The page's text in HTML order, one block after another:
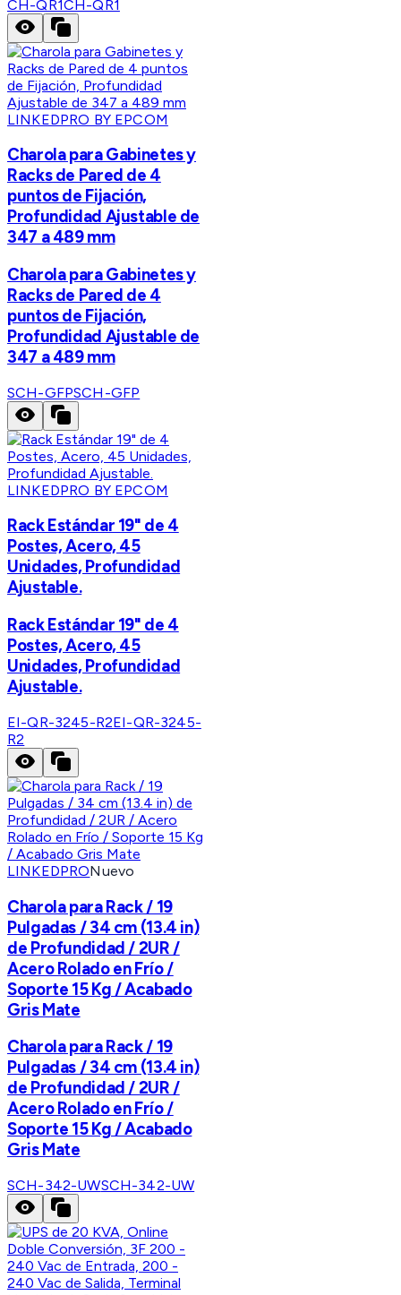
CH-QR1CH-QR1
LINKEDPRO BY EPCOM
Charola para Gabinetes y
Racks de Pared de 4
puntos de Fijación,
Profundidad Ajustable de
347 a 489 mm
Charola para Gabinetes y
Racks de Pared de 4
puntos de Fijación,
Profundidad Ajustable de
347 a 489 mm
SCH-GFPSCH-GFP
LINKEDPRO BY EPCOM
Rack Estándar 19" de 4
Postes, Acero, 45
Unidades, Profundidad
Ajustable.
Rack Estándar 19" de 4
Postes, Acero, 45
Unidades, Profundidad
Ajustable.
EI-QR-3245-R2EI-QR-3245-
R2
LINKEDPRONuevo
Charola para Rack / 19
Pulgadas / 34 cm (13.4 in)
de Profundidad / 2UR /
Acero Rolado en Frío /
Soporte 15 Kg / Acabado
Gris Mate
Charola para Rack / 19
Pulgadas / 34 cm (13.4 in)
de Profundidad / 2UR /
Acero Rolado en Frío /
Soporte 15 Kg / Acabado
Gris Mate
SCH-342-UWSCH-342-UW